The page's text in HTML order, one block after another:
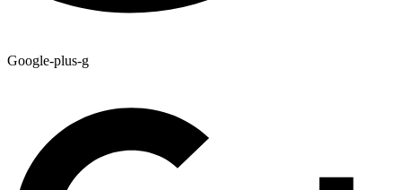
Google-plus-g